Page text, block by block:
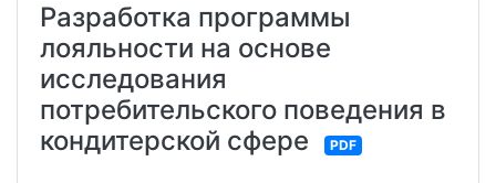
Разработка программы
лояльности на основе
исследования
потребительского поведения в
кондитерской сфере
PDF